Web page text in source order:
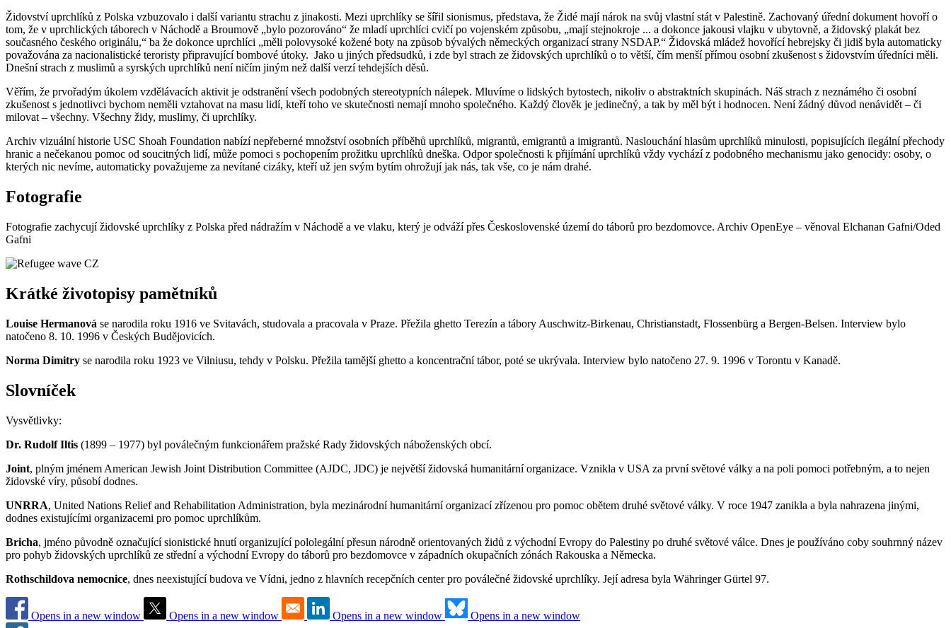
Židovství uprchlíků z Polska vzbuzovalo i další variantu strachu z jinakosti. Mezi uprchlíky se šířil sionismus, představa, že Židé mají nárok na svůj vlastní stát v Palestině. Zachovaný úřední dokument hovoří o
tom, že v uprchlických táborech v Náchodě a Broumově „bylo pozorováno“ že mladí uprchlíci cvičí po vojenském způsobu, „mají stejnokroje ... a dokonce jakousi vlajku v ubytovně, a židovský plakát bez
současného českého originálu,“ ba že dokonce uprchlíci „měli polovysoké kožené boty na způsob bývalých německých organizací strany NSDAP.“ Židovská mládež hovořící hebrejsky či jidiš byla automaticky
považována za nacionalistické teroristy připravující bombové útoky. Jako u jiných předsudků, i zde byl strach ze židovských uprchlíků o to větší, čím menší přímou osobní zkušenost s židovstvím úředníci měli.
Dnešní strach z muslimů a syrských uprchlíků není ničím jiným než další verzí tehdejších děsů.
Věřím, že prvořadým úkolem vzdělávacích aktivit je odstranění všech podobných stereotypních nálepek. Mluvíme o lidských bytostech, nikoliv o abstraktních skupinách. Náš strach z neznámého či osobní
zkušenost s jednotlivci bychom neměli vztahovat na masu lidí, kteří toho ve skutečnosti nemají mnoho společného. Každý člověk je jedinečný, a tak by měl být i hodnocen. Není žádný důvod nenávidět – či
milovat – všechny. Všechny židy, muslimy, či uprchlíky.
Archiv vizuální historie USC Shoah Foundation nabízí nepřeberné množství osobních příběhů uprchlíků, migrantů, emigrantů a imigrantů. Naslouchání hlasům uprchlíků minulosti, popisujících ilegální přechody
hranic a nečekanou pomoc od soucitných lidí, může pomoci s pochopením prožitku uprchlíků dneška. Odpor společnosti k přijímání uprchlíků vždy vychází z podobného mechanismu jako genocidy: osoby, o
kterých nic nevíme, automaticky považujeme za nevítané cizáky, kteří už jen svým bytím ohrožují jak nás, tak vše, co je nám drahé.
Fotografie
Fotografie zachycují židovské uprchlíky z Polska před nádražím v Náchodě a ve vlaku, který je odváží přes Československé území do táborů pro bezdomovce. Archiv OpenEye – věnoval Elchanan Gafni/Oded
Gafni
Krátké životopisy pamětníků
Louise Hermanová se narodila roku 1916 ve Svitavách, studovala a pracovala v Praze. Přežila ghetto Terezín a tábory Auschwitz-Birkenau, Christianstadt, Flossenbürg a Bergen-Belsen. Interview bylo
natočeno 8. 10. 1996 v Českých Budějovicích.
Norma Dimitry se narodila roku 1923 ve Vilniusu, tehdy v Polsku. Přežila tamější ghetto a koncentrační tábor, poté se ukrývala. Interview bylo natočeno 27. 9. 1996 v Torontu v Kanadě.
Slovníček
Vysvětlivky:
Dr. Rudolf Iltis (1899 – 1977) byl poválečným funkcionářem pražské Rady židovských náboženských obcí.
Joint, plným jménem American Jewish Joint Distribution Committee (AJDC, JDC) je největší židovská humanitární organizace. Vznikla v USA za první světové války a na poli pomoci potřebným, a to nejen
židovské víry, působí dodnes.
UNRRA, United Nations Relief and Rehabilitation Administration, byla mezinárodní humanitární organizací zřízenou pro pomoc obětem druhé světové války. V roce 1947 zanikla a byla nahrazena jinými,
dodnes existujícími organizacemi pro pomoc uprchlíkům.
Bricha, jméno původně označující sionistické hnutí organizující pololegální přesun národně orientovaných židů z východní Evropy do Palestiny po druhé světové válce. Dnes je používáno coby souhrnný název
pro pohyb židovských uprchlíků ze střední a východní Evropy do táborů pro bezdomovce v západních okupačních zónách Rakouska a Německa.
Rothschildova nemocnice, dnes neexistující budova ve Vídni, jedno z hlavních recepčních center pro poválečné židovské uprchlíky. Její adresa byla Währinger Gürtel 97.
Opens in a new window Opens in a new window Opens in a new window Opens in a new window